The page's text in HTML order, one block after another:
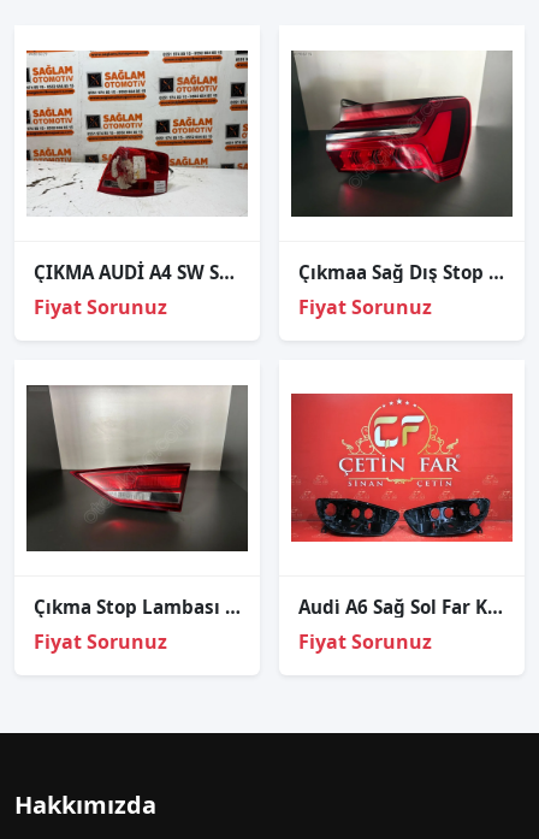
ÇIKMA AUDİ A4 SW SAĞ ARKA STOP 8E9945096E
Fiyat Sorunuz
Çıkmaa Sağ Dış Stop Lambası Audi A6 2019-2025 4K5945092
Fiyat Sorunuz
Çıkma Stop Lambası Sağ İç Arka Audi A3 Sedan 8V5945076
Fiyat Sorunuz
Audi̇ A6 Sağ Sol Far Kasasi 2016-2017
Fiyat Sorunuz
Hakkımızda